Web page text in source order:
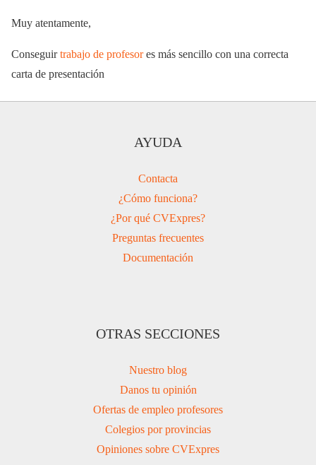
Muy atentamente,
Conseguirtrabajo de profesores más sencillo con una correcta
carta de presentación
AYUDA
Contacta
¿Cómo funciona?
¿Por qué CVExpres?
Preguntas frecuentes
Documentación
OTRAS SECCIONES
Nuestro blog
Danos tu opinión
Ofertas de empleo profesores
Colegios por provincias
Opiniones sobre CVExpres